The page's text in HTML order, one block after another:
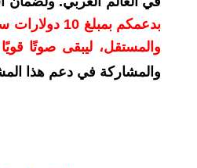
بدعمكم
والمستقل، ليبقى صوتًا
والمشاركة في دعم هذا